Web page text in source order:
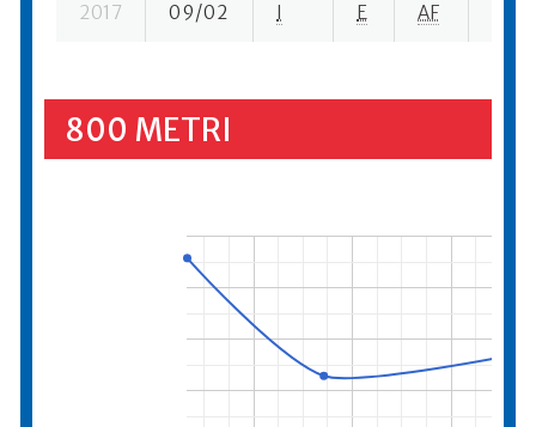
2017 09/02 I E AF
800 METRI